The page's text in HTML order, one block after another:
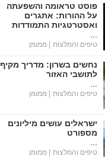
פוסט טראומה והשפעתה
על ההורות: אתגרים
ואסטרטגיות התמודדות
טיפים והמלצות | ממומן
נחשים בשרון: מדריך מקיף
לתושבי האזור
טיפים והמלצות | ממומן
ישראלים עושים מיליונים
מספורט
טיפים והמלצות | ממומן